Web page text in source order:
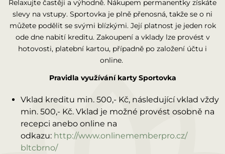
Relaxujte častěji a výhodně. Nákupem permanentky získáte
slevy na vstupy. Sportovka je plně přenosná, takže se o ni
můžete podělit se svými blízkými. Její platnost je jeden rok
ode dne nabití kreditu. Zakoupení a vklady lze provést v
hotovosti, platební kartou, případně po založení účtu i
online.
Pravidla využívání karty Sportovka
Vklad kreditu min. 500,- Kč, následující vklad vždy
min. 500,- Kč. Vklad je možné provést osobně na
recepci anebo online na
odkazu: http://www.onlinememberpro.cz/
bltcbrno/